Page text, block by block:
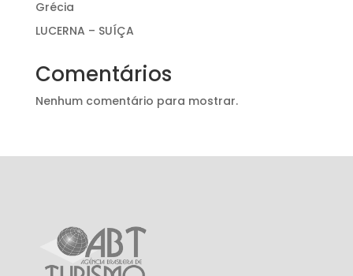
Grécia
LUCERNA – SUÍÇA
Comentários
Nenhum comentário para mostrar.